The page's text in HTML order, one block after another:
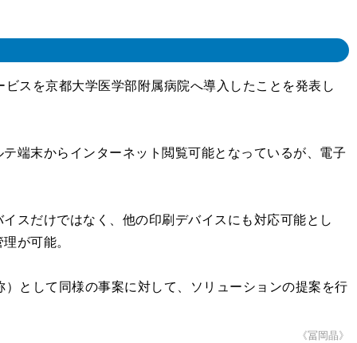
スを京都大学医学部附属病院へ導入したことを発表し
端末からインターネット閲覧可能となっているが、電子
スだけではなく、他の印刷デバイスにも対応可能とし
が可能。
として同様の事案に対して、ソリューションの提案を行
《冨岡晶》